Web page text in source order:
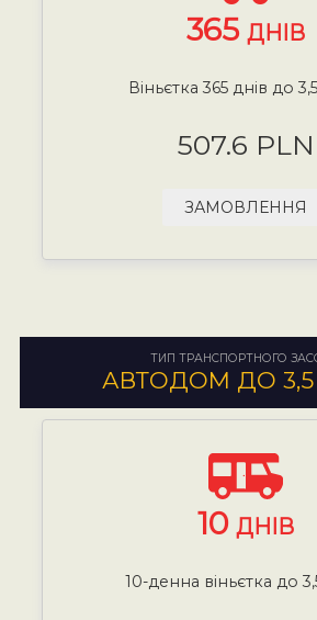
365 ДНІВ
Віньєтка 365 днів до
507.6 PLN
ЗАМОВЛЕННЯ
ТИП ТРАНСПОРТНОГО
АВТОДОМ ДО
10 ДНІВ
10-денна віньєтка до